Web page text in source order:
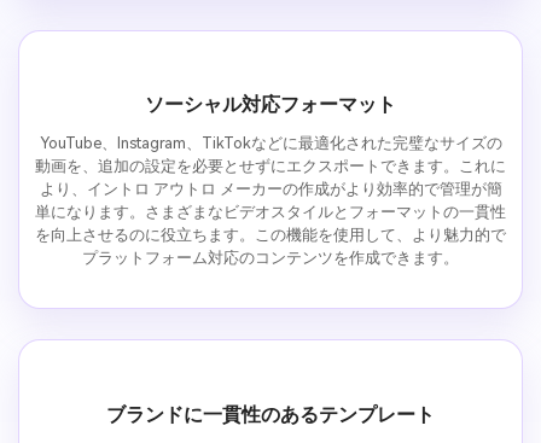
ソーシャル対応フォーマット
YouTube、Instagram、TikTokなどに最適化された完璧なサイズの
動画を、追加の設定を必要とせずにエクスポートできます。これに
より、イントロ アウトロ メーカーの作成がより効率的で管理が簡
単になります。さまざまなビデオスタイルとフォーマットの一貫性
を向上させるのに役立ちます。この機能を使用して、より魅力的で
プラットフォーム対応のコンテンツを作成できます。
ブランドに一貫性のあるテンプレート